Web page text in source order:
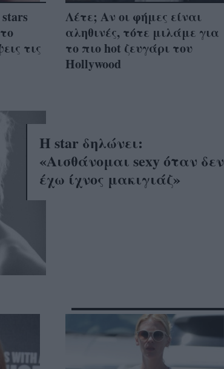
τις
Λέτε; Aν οι φήμες είναι
αληθινές, τότε μιλάμε για
το πιο hot ζευγάρι του
Hollywood
Η star δηλώνει:
«Αισθάνομαι sexy όταν δεν
έχω ίχνος μακιγιάζ»